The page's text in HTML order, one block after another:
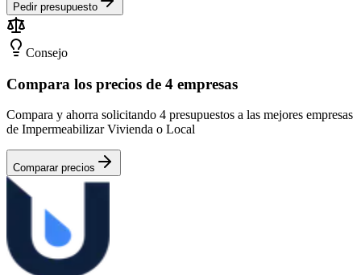
Pedir presupuesto
Consejo
Compara los precios de 4 empresas
Compara y ahorra solicitando 4 presupuestos a las mejores empresas
de Impermeabilizar Vivienda o Local
Comparar precios